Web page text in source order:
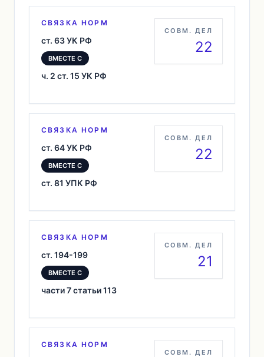
СВЯЗКА НОРМ
ст. 63 УК РФ
ВМЕСТЕ С
ч. 2 ст. 15 УК РФ
СОВМ. ДЕЛ
22
СВЯЗКА НОРМ
ст. 64 УК РФ
ВМЕСТЕ С
ст. 81 УПК РФ
СОВМ. ДЕЛ
22
СВЯЗКА НОРМ
ст. 194-199
ВМЕСТЕ С
части 7 статьи 113
СОВМ. ДЕЛ
21
СВЯЗКА НОРМ
СОВМ. ДЕЛ